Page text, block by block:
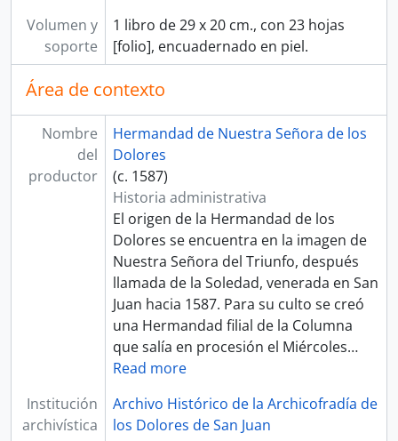
Volumen y
soporte
1 libro de 29 x 20 cm., con 23 hojas
[folio], encuadernado en piel.
Área de contexto
Nombre
del
productor
Hermandad de Nuestra Señora de los
Dolores
(c. 1587)
Historia administrativa
El origen de la Hermandad de los
Dolores se encuentra en la imagen de
Nuestra Señora del Triunfo, después
llamada de la Soledad, venerada en San
Juan hacia 1587. Para su culto se creó
una Hermandad filial de la Columna
que salía en procesión el Miércoles…
Read more
Institución
archivística
Archivo Histórico de la Archicofradía de
los Dolores de San Juan